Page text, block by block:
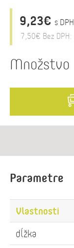
9,23€ s DPH
7,50€ Bez DPH:
Množstvo
Parametre
Vlastnosti
dĺžka